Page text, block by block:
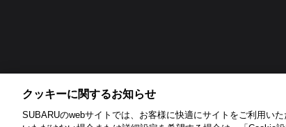
クッキーに関するお知らせ​
SUBARUのwebサイトでは、お客様に快適にサイトをご利用い